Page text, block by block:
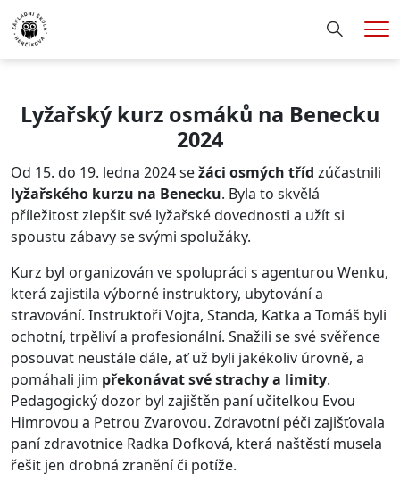
Hledání
Lyžařský kurz osmáků na Benecku
2024
Od 15. do 19. ledna 2024 sežáci osmých tříd zúčastnili
lyžařského kurzu na Benecku. Byla to skvělá
příležitost zlepšit své lyžařské dovednosti a užít si
spoustu zábavy se svými spolužáky.
Kurz byl organizován ve spolupráci s agenturou Wenku,
která zajistila výborné instruktory, ubytování a
stravování. Instruktoři Vojta, Standa, Katka a Tomáš byli
ochotní, trpěliví a profesionální. Snažili se své svěřence
posouvat neustále dále, ať už byli jakékoliv úrovně, a
pomáhali jim překonávat své strachy a limity.
Pedagogický dozor byl zajištěn paní učitelkou Evou
Himrovou a Petrou Zvarovou. Zdravotní péči zajišťovala
paní zdravotnice Radka Dofková, která naštěstí musela
řešit jen drobná zranění či potíže.